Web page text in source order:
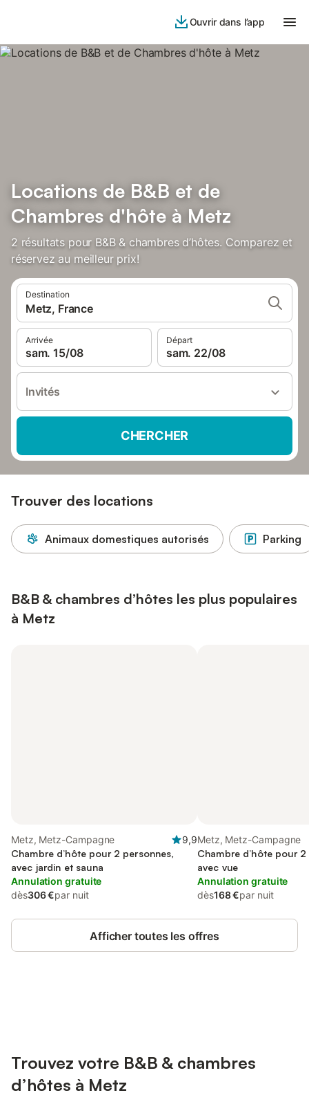
Ouvrir dans l’app
Locations de B&B et de
Chambres d'hôte à Metz
2 résultats pour B&B & chambres d’hôtes. Comparez et
réservez au meilleur prix!
Destination
Metz, France
Arrivée
sam. 15/08
Départ
sam. 22/08
Invités
CHERCHER
Trouver des locations
Animaux domestiques autorisés Parking
B&B & chambres d’hôtes les plus populaires
à Metz
Metz, Metz-Campagne
9,9
Chambre d’hôte pour 2 personnes,
avec jardin et sauna
Annulation gratuite
dès306 €par nuit
Metz, Metz-Campagne
Chambre d’hôte pour
avec vue
Annulation gratuite
dès168 €par nuit
Afficher toutes les offres
Trouvez votre B&B & chambres
d’hôtes à Metz